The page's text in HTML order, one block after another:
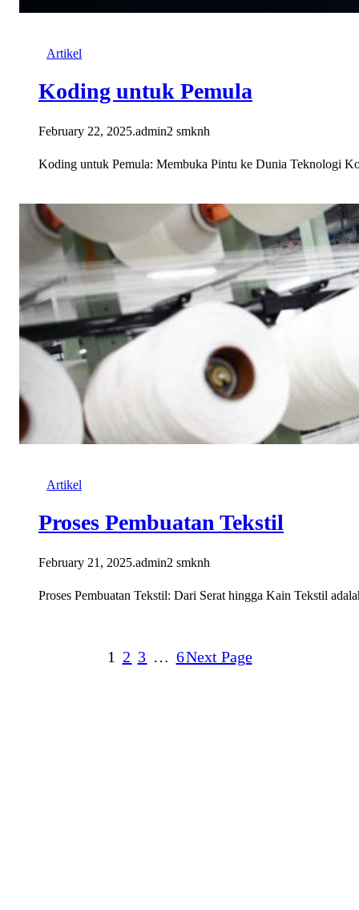
Artikel
Koding untuk Pemula
February 22, 2025.admin2 smknh
Koding untuk Pemula: Membuka Pintu ke Dunia Teknologi
Artikel
Proses Pembuatan Tekstil
February 21, 2025.admin2 smknh
Proses Pembuatan Tekstil: Dari Serat hingga Kain Tekstil
1 2 3 … 6Next Page